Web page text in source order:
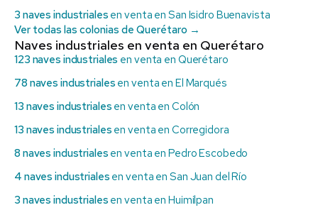
3 naves industriales en venta en San Isidro Buenavista
Ver todas las colonias de Querétaro →
Naves industriales en venta en Querétaro
123 naves industriales en venta en Querétaro
78 naves industriales en venta en El Marqués
13 naves industriales en venta en Colón
13 naves industriales en venta en Corregidora
8 naves industriales en venta en Pedro Escobedo
4 naves industriales en venta en San Juan del Río
3 naves industriales en venta en Huimilpan